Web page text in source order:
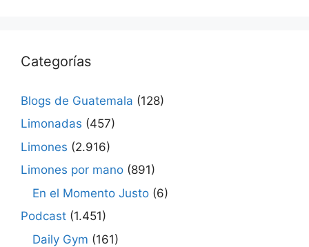
Categorías
Blogs de Guatemala (128)
Limonadas (457)
Limones (2.916)
Limones por mano (891)
En el Momento Justo (6)
Podcast (1.451)
Daily Gym (161)